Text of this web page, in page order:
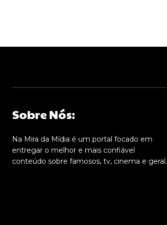
Sobre Nós:
Na Mira da Mídia é um portal focado em
entregar o melhor e mais confiável
conteúdo sobre famosos, tv, cinema e geral.